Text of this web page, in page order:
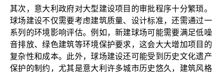
其次，意大利政府对大型建设项目的审批程序十分繁琐。
球场建设不仅需要考虑建筑质量、设计标准，还需通过一
系列的环境影响评估。例如，新建球场可能需要满足低噪
音排放、绿色建筑等环境保护要求，这会大大增加项目的
复杂性和成本。此外，球场建设还可能受到历史文化遗产
保护的制约，尤其是意大利许多城市历史悠久，建筑风格